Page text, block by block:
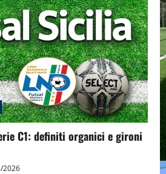
C1: definiti organici e gironi
2026